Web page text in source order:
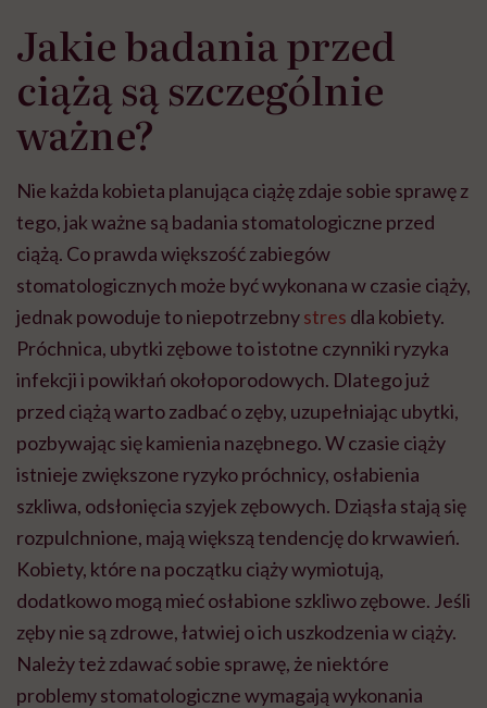
Jakie badania przed
ciążą są szczególnie
ważne?
Nie każda kobieta planująca ciążę zdaje sobie sprawę z
tego, jak ważne są badania stomatologiczne przed
ciążą. Co prawda większość zabiegów
stomatologicznych może być wykonana w czasie ciąży,
jednak powoduje to niepotrzebnystres dla kobiety.
Próchnica, ubytki zębowe to istotne czynniki ryzyka
infekcji i powikłań okołoporodowych. Dlatego już
przed ciążą warto zadbać o zęby, uzupełniając ubytki,
pozbywając się kamienia nazębnego. W czasie ciąży
istnieje zwiększone ryzyko próchnicy, osłabienia
szkliwa, odsłonięcia szyjek zębowych. Dziąsła stają się
rozpulchnione, mają większą tendencję do krwawień.
Kobiety, które na początku ciąży wymiotują,
dodatkowo mogą mieć osłabione szkliwo zębowe. Jeśli
zęby nie są zdrowe, łatwiej o ich uszkodzenia w ciąży.
Należy też zdawać sobie sprawę, że niektóre
problemy stomatologiczne wymagają wykonania